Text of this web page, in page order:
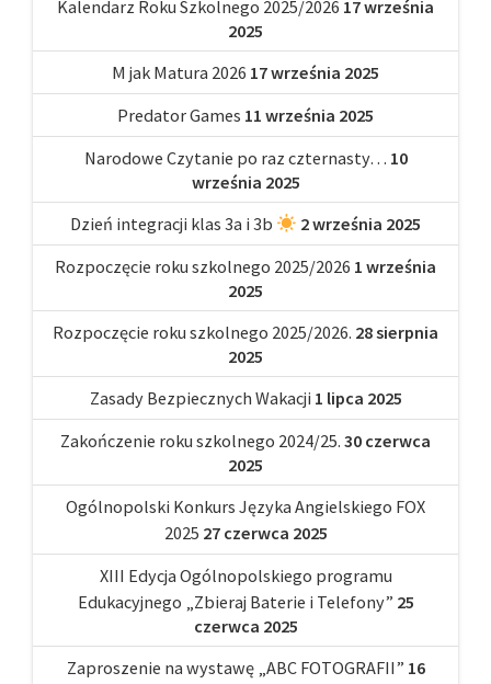
Kalendarz Roku Szkolnego 2025/2026 17 września
2025
M jak Matura 2026 17 września 2025
Predator Games 11 września 2025
Narodowe Czytanie po raz czternasty… 10
września 2025
Dzień integracji klas 3a i 3b
2 września 2025
Rozpoczęcie roku szkolnego 2025/2026 1 września
2025
Rozpoczęcie roku szkolnego 2025/2026. 28 sierpnia
2025
Zasady Bezpiecznych Wakacji 1 lipca 2025
Zakończenie roku szkolnego 2024/25. 30 czerwca
2025
Ogólnopolski Konkurs Języka Angielskiego FOX
2025 27 czerwca 2025
XIII Edycja Ogólnopolskiego programu
Edukacyjnego „Zbieraj Baterie i Telefony” 25
czerwca 2025
Zaproszenie na wystawę „ABC FOTOGRAFII” 16